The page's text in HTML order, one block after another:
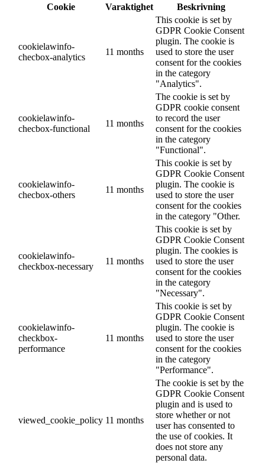
Cookie
Varaktighet Beskrivning
cookielawinfo-
checbox-analytics
11 months
This cookie is set by
GDPR Cookie Consent
plugin. The cookie is
used to store the user
consent for the cookies
in the category
"Analytics".
cookielawinfo-
checbox-functional
11 months
The cookie is set by
GDPR cookie consent
to record the user
consent for the cookies
in the category
"Functional".
cookielawinfo-
checbox-others
11 months
This cookie is set by
GDPR Cookie Consent
plugin. The cookie is
used to store the user
consent for the cookies
in the category "Other.
cookielawinfo-
checkbox-necessary
11 months
This cookie is set by
GDPR Cookie Consent
plugin. The cookies is
used to store the user
consent for the cookies
in the category
"Necessary".
cookielawinfo-
checkbox-
performance
11 months
This cookie is set by
GDPR Cookie Consent
plugin. The cookie is
used to store the user
consent for the cookies
in the category
"Performance".
viewed_cookie_policy 11 months
The cookie is set by the
GDPR Cookie Consent
plugin and is used to
store whether or not
user has consented to
the use of cookies. It
does not store any
personal data.